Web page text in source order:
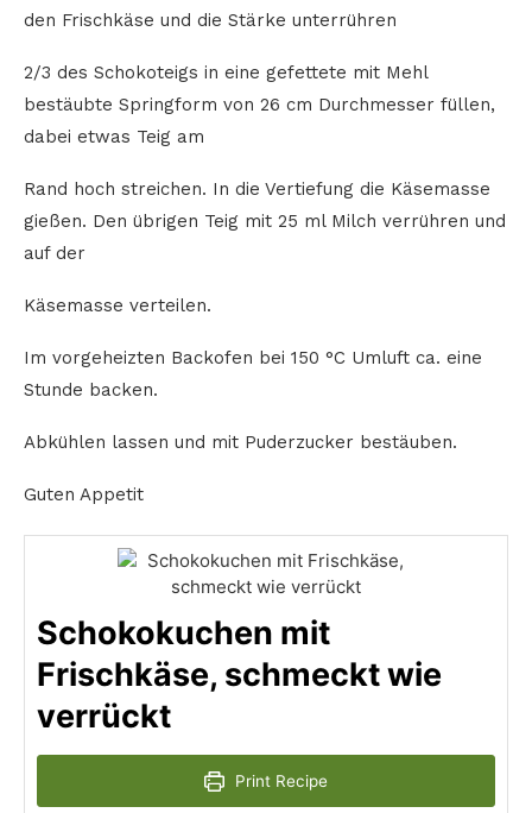
den Frischkäse und die Stärke unterrühren
2/3 des Schokoteigs in eine gefettete mit Mehl
bestäubte Springform von 26 cm Durchmesser füllen,
dabei etwas Teig am
Rand hoch streichen. In die Vertiefung die Käsemasse
gießen. Den übrigen Teig mit 25 ml Milch verrühren und
auf der
Käsemasse verteilen.
Im vorgeheizten Backofen bei 150 °C Umluft ca. eine
Stunde backen.
Abkühlen lassen und mit Puderzucker bestäuben.
Guten Appetit
Schokokuchen mit
Frischkäse, schmeckt wie
verrückt
Print Recipe